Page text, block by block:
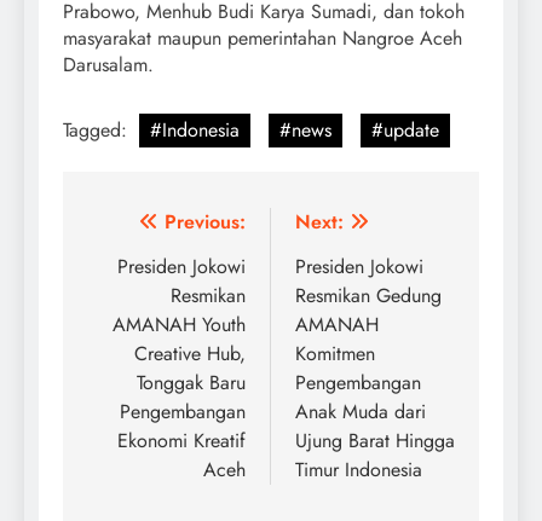
Prabowo, Menhub Budi Karya Sumadi, dan tokoh
masyarakat maupun pemerintahan Nangroe Aceh
Darusalam.
Tagged: #Indonesia #news #update
Post
navigation
Previous:
Presiden Jokowi
Resmikan
AMANAH Youth
Creative Hub,
Tonggak Baru
Pengembangan
Ekonomi Kreatif
Aceh
Next:
Presiden Jokowi
Resmikan Gedung
AMANAH
Komitmen
Pengembangan
Anak Muda dari
Ujung Barat Hingga
Timur Indonesia